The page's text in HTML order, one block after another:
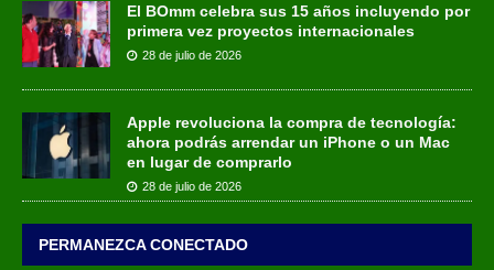
El BOmm celebra sus 15 años incluyendo por
primera vez proyectos internacionales
28 de julio de 2026
Apple revoluciona la compra de tecnología:
ahora podrás arrendar un iPhone o un Mac
en lugar de comprarlo
28 de julio de 2026
PERMANEZCA CONECTADO